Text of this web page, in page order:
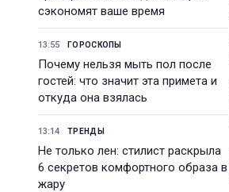
сэкономят ваше время
13:55 ГОРОСКОПЫ
Почему нельзя мыть пол после
гостей: что значит эта примета и
откуда она взялась
13:14 ТРЕНДЫ
Не только лен: стилист раскрыла
6 секретов комфортного образа в
жару